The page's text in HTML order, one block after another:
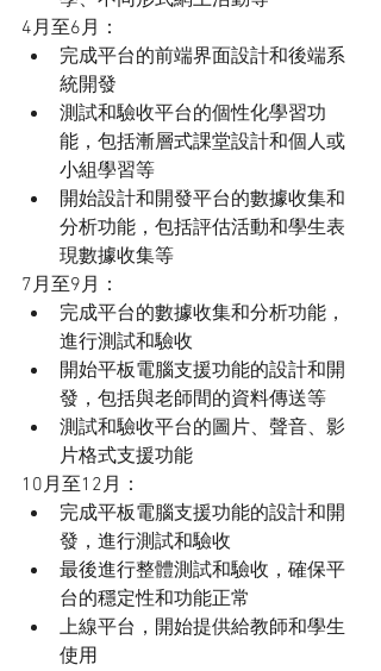
4月至6月：
完成平台的前端界面設計和後端系
統開發
測試和驗收平台的個性化學習功
能，包括漸層式課堂設計和個人或
小組學習等
開始設計和開發平台的數據收集和
分析功能，包括評估活動和學生表
現數據收集等
7月至9月：
完成平台的數據收集和分析功能，
進行測試和驗收
開始平板電腦支援功能的設計和開
發，包括與老師間的資料傳送等
測試和驗收平台的圖片、聲音、影
片格式支援功能
10月至12月：
完成平板電腦支援功能的設計和開
發，進行測試和驗收
最後進行整體測試和驗收，確保平
台的穩定性和功能正常
上線平台，開始提供給教師和學生
使用